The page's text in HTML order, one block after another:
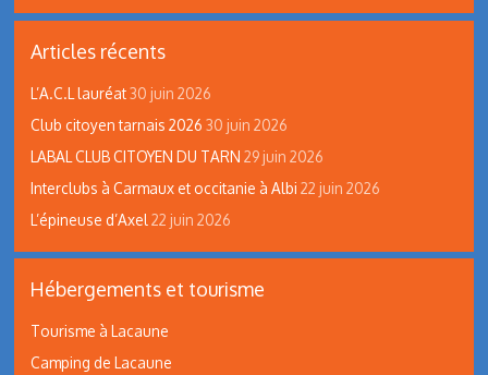
Articles récents
L’A.C.L lauréat 30 juin 2026
Club citoyen tarnais 2026 30 juin 2026
LABAL CLUB CITOYEN DU TARN 29 juin 2026
Interclubs à Carmaux et occitanie à Albi 22 juin 2026
L’épineuse d’Axel 22 juin 2026
Hébergements et tourisme
Tourisme à Lacaune
Camping de Lacaune